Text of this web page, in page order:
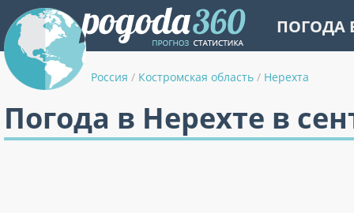
ПОГОДА
Россия / Костромская область / Нерехта
Погода в Нерехте в